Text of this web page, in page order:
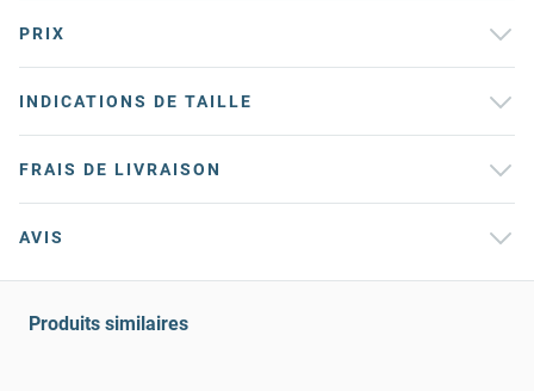
PRIX
INDICATIONS DE TAILLE
FRAIS DE LIVRAISON
AVIS
Produits similaires